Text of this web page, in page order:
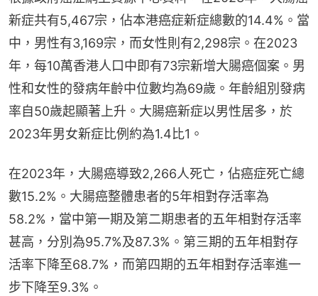
新症共有5,467宗，佔本港癌症新症總數的14.4%。當
中，男性有3,169宗，而女性則有2,298宗。在2023
年，每10萬香港人口中即有73宗新增大腸癌個案。男
性和女性的發病年齡中位數均為69歲。年齡組別發病
率自50歲起顯著上升。大腸癌新症以男性居多，於
2023年男女新症比例約為1.4比1。
在2023年，大腸癌導致2,266人死亡，佔癌症死亡總
數15.2%。大腸癌整體患者的5年相對存活率為
58.2%，當中第一期及第二期患者的五年相對存活率
甚高，分別為95.7%及87.3%。第三期的五年相對存
活率下降至68.7%，而第四期的五年相對存活率進一
步下降至9.3%。